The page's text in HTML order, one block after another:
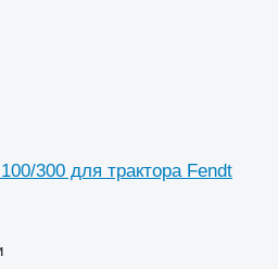
300 для трактора Fendt